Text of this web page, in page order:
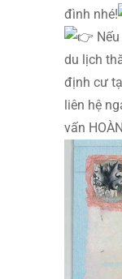
đình nhé!
du lịch
định cư
liên hệ
vấn